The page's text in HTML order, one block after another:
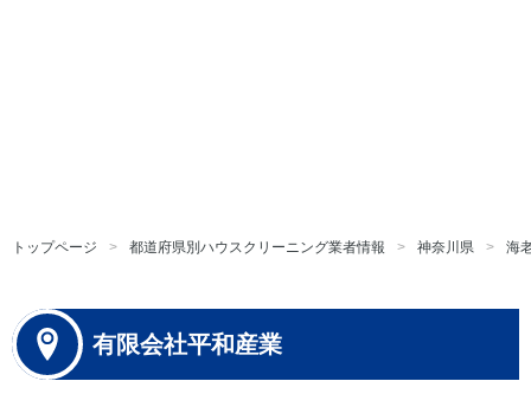
トップページ 都道府県別ハウスクリーニング業者情報 神奈川県 海
有限会社平和産業